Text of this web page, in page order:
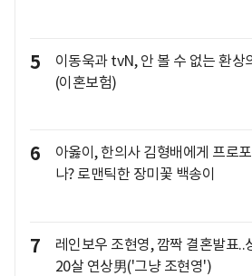
5
이동욱과 tvN, 안 볼 수 없는 환상
(이혼보험)
6
아옳이, 한의사 김형배에게 프로
나? 로맨틱한 장미꽃 백송이
7
레인보우 조현영, 깜짝 결혼발표..
20살 연상男('그냥 조현영')